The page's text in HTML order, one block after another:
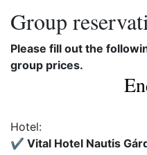
Group
Please fill out the
group prices.
Hotel:
✔️ Vital Hotel Nautis